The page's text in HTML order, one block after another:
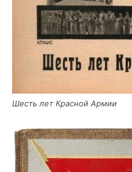
Шесть лет Крас­ной Армии